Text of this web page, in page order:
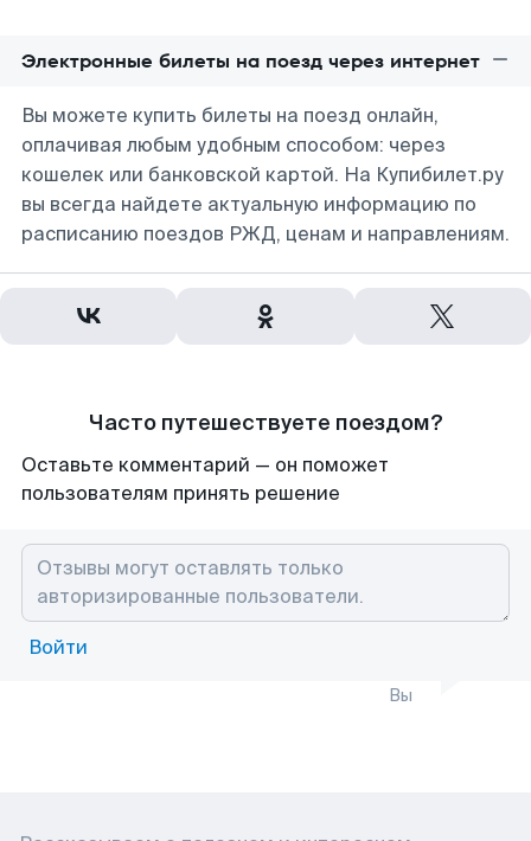
Электронные билеты на поезд через интернет
Вы можете купить билеты на поезд онлайн,
оплачивая любым удобным способом: через
кошелек или банковской картой. На Купибилет.ру
вы всегда найдете актуальную информацию по
расписанию поездов РЖД, ценам и направлениям.
Часто путешествуете поездом?
Оставьте комментарий — он поможет
пользователям принять решение
Войти
Вы